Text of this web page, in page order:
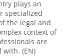
plays an
specialized
the legal and
context of
are
(EN)